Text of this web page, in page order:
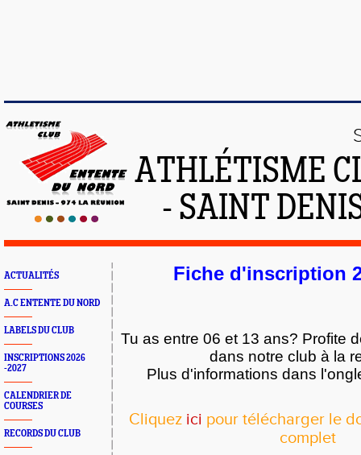
ATHLÉTISME
- SAINT
ACTUALITÉS
A.C ENTENTE DU NORD
LABELS DU CLUB
INSCRIPTIONS 2026
-2027
CALENDRIER DE
COURSES
RECORDS DU CLUB
Fiche d'inscription
Tu as entre 06 et 13 ans? Profite
dans notre club à la
Plus d'informations dans
Cliquez ici pour télécharger le
complet